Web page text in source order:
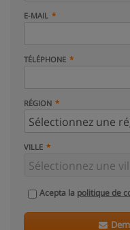
E-MAIL
TÉLÉPHONE
RÉGION
VILLE
Acepta la politique de